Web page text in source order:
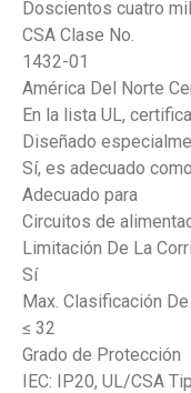
Doscientos cuatro
CSA Clase No.
1432-01
América Del Norte
En la lista UL,
Diseñado
Sí, es adecuado
Adecuado para
Circuitos de
Limitación De La
Sí
Max. Clasificación
≤ 32
Grado de Protección
IEC: IP20, UL/CSA